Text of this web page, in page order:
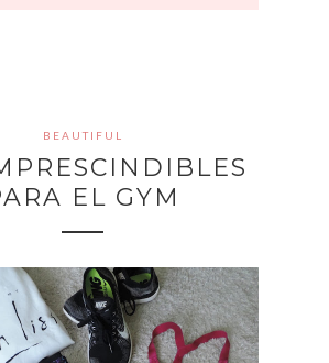
BEAUTIFUL
EL GYM